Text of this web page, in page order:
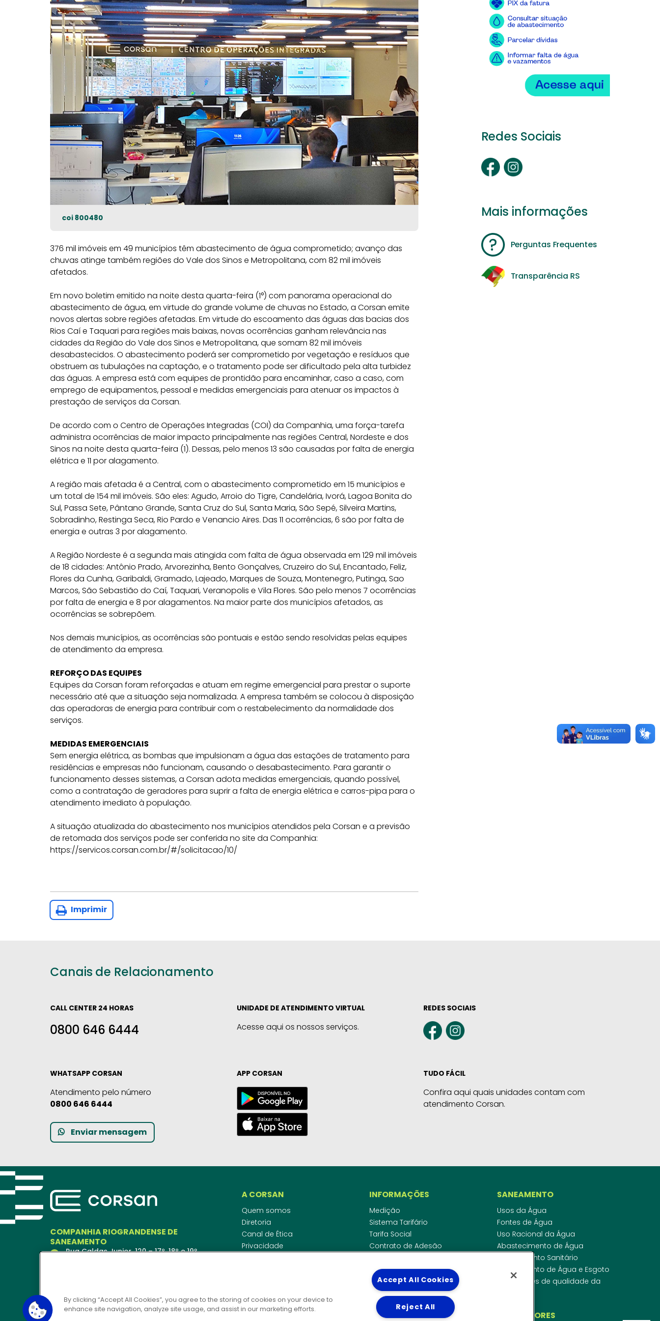
coi 800480
376 mil imóveis em 49 municípios têm abastecimento de água comprometido; avanço das
chuvas atinge também regiões do Vale dos Sinos e Metropolitana, com 82 mil imóveis
afetados.
Em novo boletim emitido na noite desta quarta-feira (1°) com panorama operacional do
abastecimento de água, em virtude do grande volume de chuvas no Estado, a Corsan emite
novos alertas sobre regiões afetadas. Em virtude do escoamento das águas das bacias dos
Rios Caí e Taquari para regiões mais baixas, novas ocorrências ganham relevância nas
cidades da Região do Vale dos Sinos e Metropolitana, que somam 82 mil imóveis
desabastecidos. O abastecimento poderá ser comprometido por vegetação e resíduos que
obstruem as tubulações na captação, e o tratamento pode ser dificultado pela alta turbidez
das águas. A empresa está com equipes de prontidão para encaminhar, caso a caso, com
emprego de equipamentos, pessoal e medidas emergenciais para atenuar os impactos à
prestação de serviços da Corsan.
De acordo com o Centro de Operações Integradas (COI) da Companhia, uma força-tarefa
administra ocorrências de maior impacto principalmente nas regiões Central, Nordeste e dos
Sinos na noite desta quarta-feira (1). Dessas, pelo menos 13 são causadas por falta de energia
elétrica e 11 por alagamento.
A região mais afetada é a Central, com o abastecimento comprometido em 15 municípios e
um total de 154 mil imóveis. São eles: Agudo, Arroio do Tigre, Candelária, Ivorá, Lagoa Bonita do
Sul, Passa Sete, Pântano Grande, Santa Cruz do Sul, Santa Maria, São Sepé, Silveira Martins,
Sobradinho, Restinga Seca, Rio Pardo e Venancio Aires. Das 11 ocorrências, 6 são por falta de
energia e outras 3 por alagamento.
A Região Nordeste é a segunda mais atingida com falta de água observada em 129 mil imóveis
de 18 cidades: Antônio Prado, Arvorezinha, Bento Gonçalves, Cruzeiro do Sul, Encantado, Feliz,
Flores da Cunha, Garibaldi, Gramado, Lajeado, Marques de Souza, Montenegro, Putinga, Sao
Marcos, São Sebastião do Caí, Taquari, Veranopolis e Vila Flores. São pelo menos 7 ocorrências
por falta de energia e 8 por alagamentos. Na maior parte dos municípios afetados, as
ocorrências se sobrepõem.
Nos demais municípios, as ocorrências são pontuais e estão sendo resolvidas pelas equipes
de atendimento da empresa.
REFORÇO DAS EQUIPES
Equipes da Corsan foram reforçadas e atuam em regime emergencial para prestar o suporte
necessário até que a situação seja normalizada. A empresa também se colocou à disposição
das operadoras de energia para contribuir com o restabelecimento da normalidade dos
serviços.
MEDIDAS EMERGENCIAIS
Sem energia elétrica, as bombas que impulsionam a água das estações de tratamento para
residências e empresas não funcionam, causando o desabastecimento. Para garantir o
funcionamento desses sistemas, a Corsan adota medidas emergenciais, quando possível,
como a contratação de geradores para suprir a falta de energia elétrica e carros-pipa para o
atendimento imediato à população.
A situação atualizada do abastecimento nos municípios atendidos pela Corsan e a previsão
de retomada dos serviços pode ser conferida no site da Companhia:
https://servicos.corsan.com.br/#/solicitacao/10/
Imprimir
Redes Sociais
Mais informações
Perguntas Frequentes
Transparência RS
Canais de Relacionamento
CALL CENTER 24 HORAS
0800 646 6444
UNIDADE DE ATENDIMENTO VIRTUAL
Acesse aqui os nossos serviços.
REDES SOCIAIS
WHATSAPP CORSAN
Atendimento pelo número
0800 646 6444
Enviar mensagem
APP CORSAN TUDO FÁCIL
Confira aqui quais unidades contam com
atendimento Corsan.
COMPANHIA RIOGRANDENSE DE
SANEAMENTO
Rua Caldas Junior, 120 – 17º, 18º e 19º
CORSAN 24H
A CORSAN
Quem somos
Diretoria
Canal de Ética
Privacidade
Notícias
INFORMAÇÕES
Medição
Sistema Tarifário
Tarifa Social
Contrato de Adesão
Agências Reguladoras
Cobrança pela Disponibilidade
Padrão de Ligação de Água
Guia Cadastro Técnico
SANEAMENTO
Usos da Água
Fontes de Água
Uso Racional da Água
Abastecimento de Água
Esgotamento Sanitário
Regulamento de Água e Esgoto
Indicadores de qualidade da
INVESTIDORES
By clicking “Accept All Cookies”, you agree to the storing of cookies on your device to
enhance site navigation, analyze site usage, and assist in our marketing efforts.
Accept All Cookies
Reject All